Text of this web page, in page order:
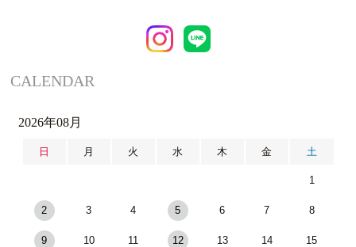
CALENDAR
2026年08月
日 月 火 水 木 金 土
1
2 3 4 5 6 7 8
9 10 11 12 13 14 15